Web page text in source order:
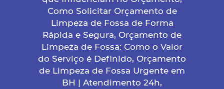
Como Solicitar Orçamento de
Limpeza de Fossa de Forma
Rápida e Segura, Orçamento de
Limpeza de Fossa: Como o Valor
do Serviço é Definido, Orçamento
de Limpeza de Fossa Urgente em
BH | Atendimento 24h,